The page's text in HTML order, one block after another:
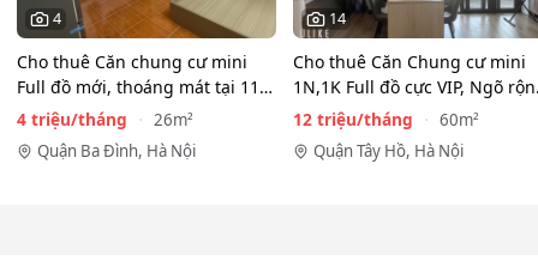
4
Cho thuê Căn chung cư mini
Full đồ mới, thoáng mát tại 116
Phan Kế Bính, Ba…
4 triệu/tháng
26m²
Quận Ba Đình, Hà Nội
14
Cho thuê Căn Chung cư mini
1N,1K Full đồ cực VIP, Ngõ
View toàn mặt hồ…
12 triệu/tháng
60m²
Quận Tây Hồ, Hà Nội